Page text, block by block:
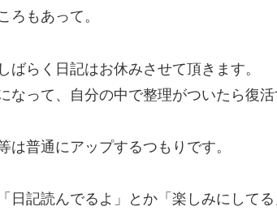
ろもあって。
ばらく日記はお休みさせて頂きます。
なって、自分の中で整理がついたら復
は普通にアップするつもりです。
日記読んでるよ」とか「楽しみにして